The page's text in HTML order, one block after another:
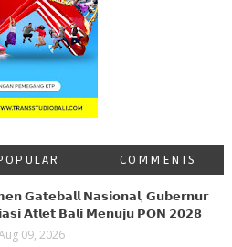
COMMENTS
𝗚𝗮𝘁𝗲𝗯𝗮𝗹𝗹 𝗡𝗮𝘀𝗶𝗼𝗻𝗮𝗹, 𝗚𝘂𝗯𝗲𝗿𝗻𝘂𝗿
𝗔𝘁𝗹𝗲𝘁 𝗕𝗮𝗹𝗶 𝗠𝗲𝗻𝘂𝗷𝘂 𝗣𝗢𝗡 𝟮𝟬𝟮𝟴
09, 2026